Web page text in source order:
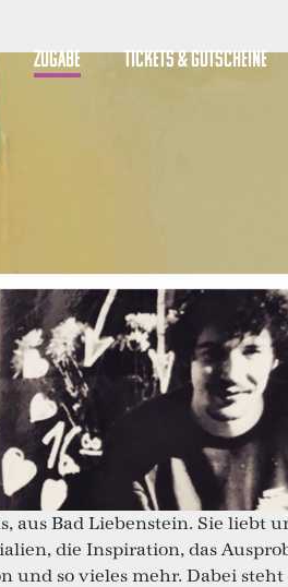
ZUGABE TICKETS & GUTSCHEINE
Bad Liebenstein. Sie liebt
die Inspiration, das
und so vieles mehr. Dabei